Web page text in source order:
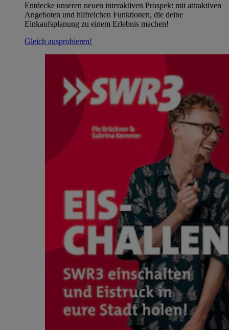
Entdecke unseren neuen interaktiven Prospekt mit attraktiven
Angeboten und hilfreichen Funktionen, die deine
Einkaufsplanung zu einem Erlebnis machen!
Gleich ausprobieren!